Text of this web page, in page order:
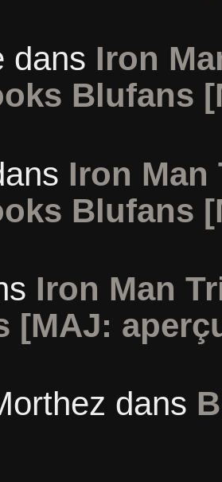
dans Iron
Blufans
Iron Man
Blufans
Iron Man
[MAJ:
dans